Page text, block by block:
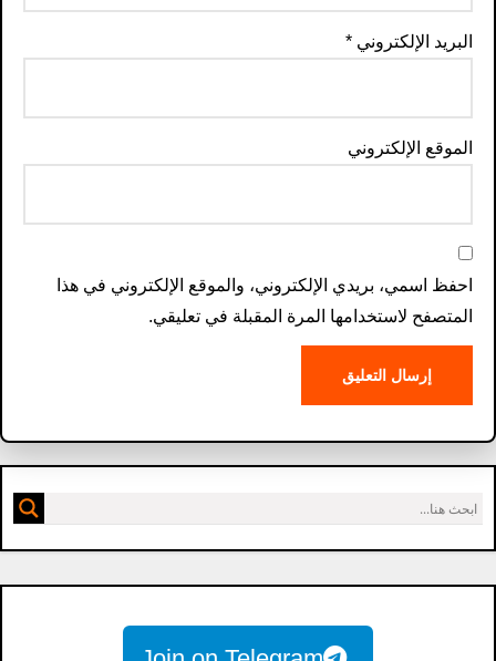
البريد الإلكتروني*
الموقع الإلكتروني
احفظ اسمي، بريدي الإلكتروني، والموقع الإلكتروني في هذا
المتصفح لاستخدامها المرة المقبلة في تعليقي.